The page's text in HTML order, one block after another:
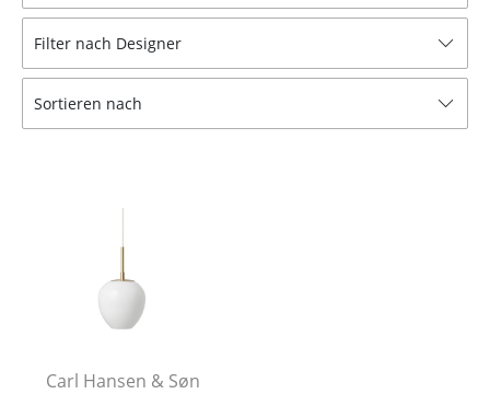
Bänke & Liegen
Sitzsäcke
Kinderstühle
Schaukelstühle
Bürodrehstühle
Konferenzstühle
Bürosessel
Filter nach Designer
Sortieren nach
Carl Hansen & Søn